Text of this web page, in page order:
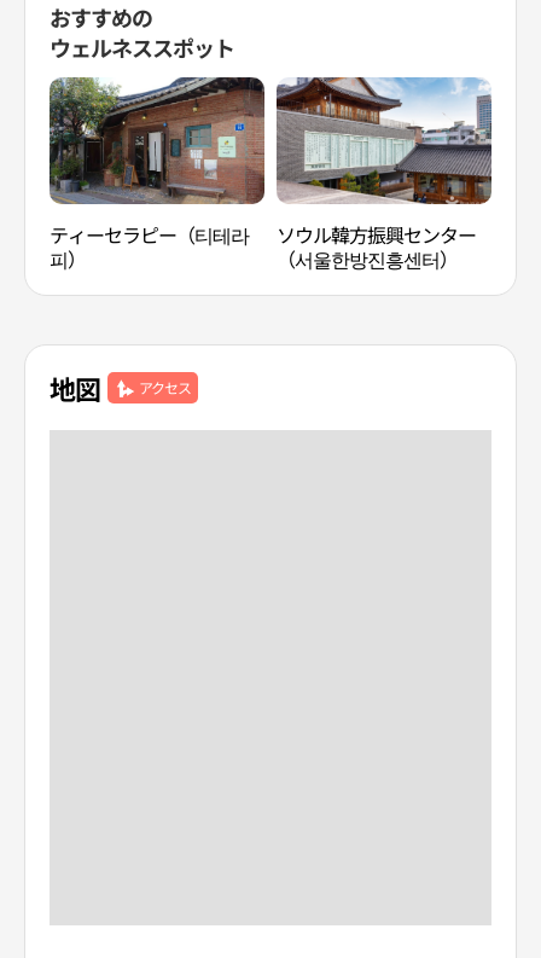
おすすめの
ウェルネススポット
ティーセラピー（티테라
피）
ソウル韓方振興センター
（서울한방진흥센터）
地図 アクセス